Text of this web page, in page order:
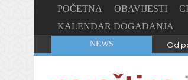
POČETNA OBAVIJESTI
KALENDAR DOGAĐANJA
NEWS Od